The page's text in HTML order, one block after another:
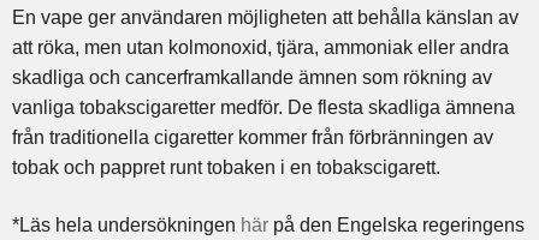
En vape ger användaren möjligheten att behålla känslan av
att röka, men utan kolmonoxid, tjära, ammoniak eller andra
skadliga och cancerframkallande ämnen som rökning av
vanliga tobakscigaretter medför. De flesta skadliga ämnena
från traditionella cigaretter kommer från förbränningen av
tobak och pappret runt tobaken i en tobakscigarett.
*Läs hela undersökningen här på den Engelska regeringens